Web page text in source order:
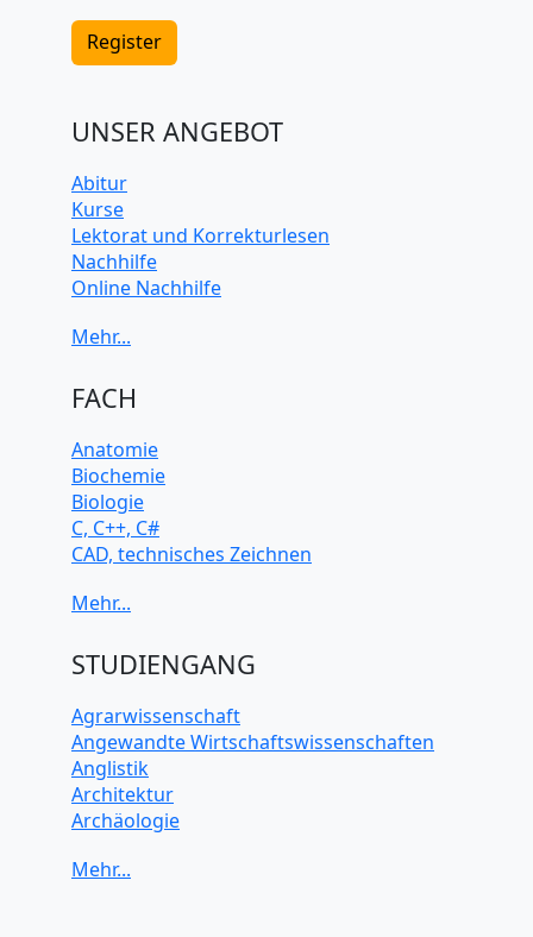
Register
UNSER ANGEBOT
Abitur
Kurse
Lektorat und Korrekturlesen
Nachhilfe
Online Nachhilfe
FACH
Anatomie
Biochemie
Biologie
C, C++, C#
CAD, technisches Zeichnen
Computerarchitektur
Elektrotechnik
Java
JavaScript
Künstliche Intelligenz
Latein
Makroökonomie
Mechanik
STUDIENGANG
Agrarwissenschaft
Angewandte Wirtschaftswissenschaften
Anglistik
Architektur
Archäologie
Biochemie Wissenschaften